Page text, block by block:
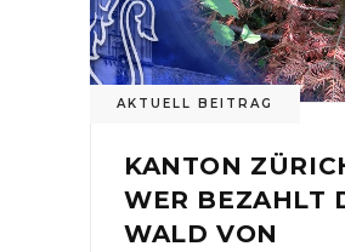
AKTUELL BEITRAG
KANTON
WER BEZAHLT
WALD VON